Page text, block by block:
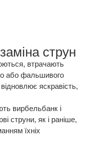
струн
втрачають
або фальшивого
яскравість,
вирбельбанк і
струни, як і раніше,
їхніх